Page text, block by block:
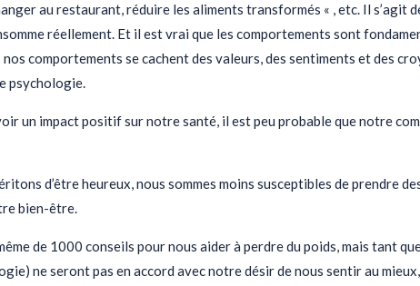
au restaurant, réduire les aliments transformés « , etc. Il s’agit
réellement. Et il est vrai que les comportements sont
comportements se cachent des valeurs, des sentiments et des
psychologie.
un impact positif sur notre santé, il est peu probable que notre
d’être heureux, nous sommes moins susceptibles de prendre
bien-être.
de 1000 conseils pour nous aider à perdre du poids, mais tant
ne seront pas en accord avec notre désir de nous sentir au